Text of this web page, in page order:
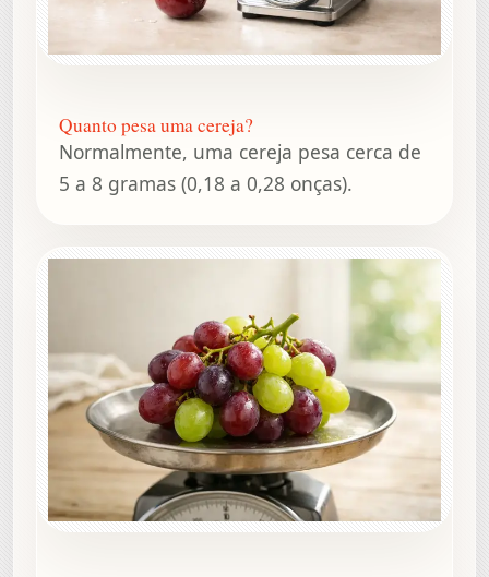
Quanto pesa uma cereja?
Normalmente, uma cereja pesa cerca de
5 a 8 gramas (0,18 a 0,28 onças).